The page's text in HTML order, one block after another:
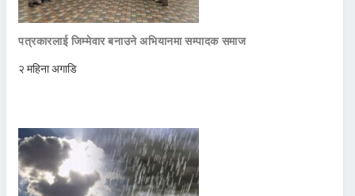
पत्रकारलाई जिम्मेवार बनाउने अभियानमा सम्पादक समाज
२ महिना अगाडि